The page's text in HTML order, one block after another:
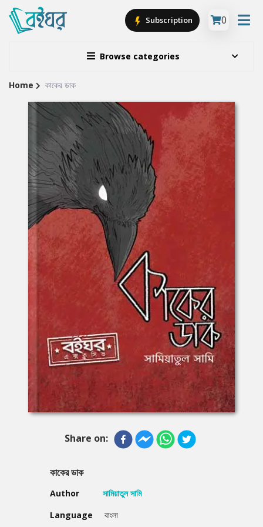
Browse categories
Subscription 0
Site
Breadcrumb
Home কাকের ডাক
Share on:
কাকের ডাক
Author
সামিয়াতুল সামি
Language
বাংলা